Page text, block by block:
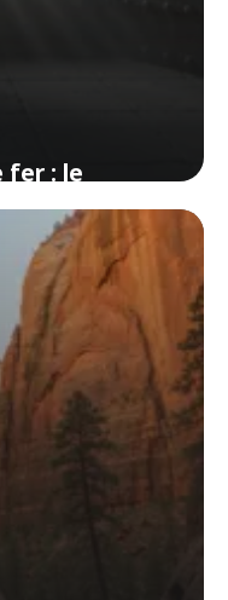
fer : le
ne devait